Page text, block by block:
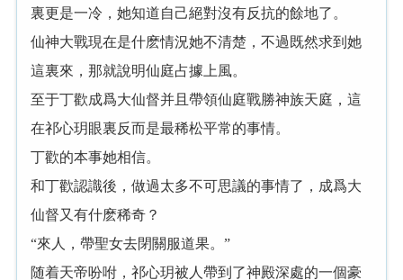
裏更是一冷，她知道自己絕對沒有反抗的餘地了。
仙神大戰現在是什麽情況她不清楚，不過既然求到她
這裏來，那就說明仙庭占據上風。
至于丁歡成爲大仙督并且帶領仙庭戰勝神族天庭，這
在祁心玥眼裏反而是最稀松平常的事情。
丁歡的本事她相信。
和丁歡認識後，做過太多不可思議的事情了，成爲大
仙督又有什麽稀奇？
“來人，帶聖女去閉關服道果。”
随着天帝吩咐，祁心玥被人帶到了神殿深處的一個豪